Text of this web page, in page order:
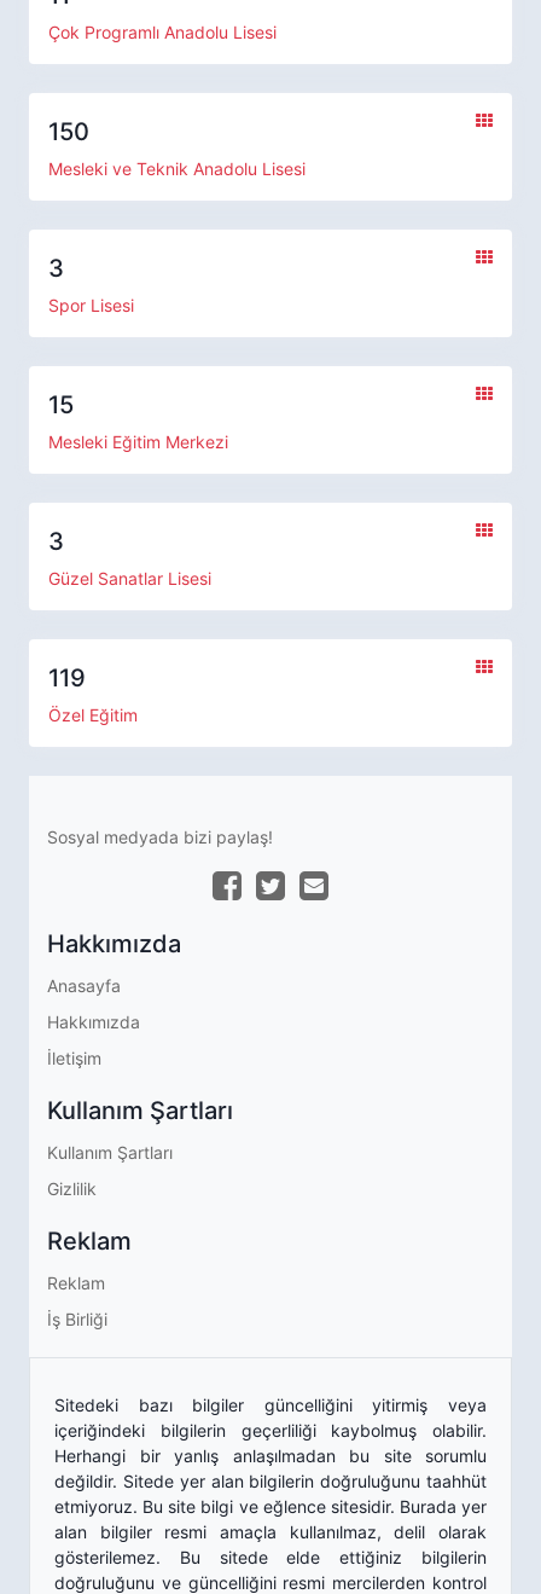
Çok Programlı Anadolu Lisesi
150
Mesleki ve Teknik Anadolu Lisesi
3
Spor Lisesi
15
Mesleki Eğitim Merkezi
3
Güzel Sanatlar Lisesi
119
Özel Eğitim
Sosyal medyada bizi paylaş!
Hakkımızda
Anasayfa
Hakkımızda
İletişim
Kullanım Şartları
Kullanım Şartları
Gizlilik
Reklam
Reklam
İş Birliği
Sitedeki bazı bilgiler güncelliğini yitirmiş veya
içeriğindeki bilgilerin geçerliliği kaybolmuş olabilir.
Herhangi bir yanlış anlaşılmadan bu site sorumlu
değildir. Sitede yer alan bilgilerin doğruluğunu taahhüt
etmiyoruz. Bu site bilgi ve eğlence sitesidir. Burada yer
alan bilgiler resmi amaçla kullanılmaz, delil olarak
gösterilemez. Bu sitede elde ettiğiniz bilgilerin
doğruluğunu ve güncelliğini resmi mercilerden kontrol